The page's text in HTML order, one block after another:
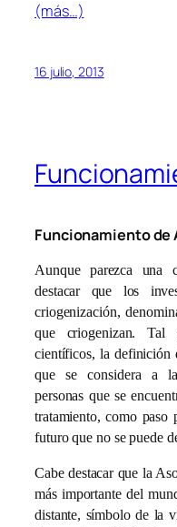
(más…)
16 julio, 2013
Funcionamiento de
Aunque parezca una
destacar que los
criogenización,
que criogenizan.
científicos, la definición
que se considera a
personas que se
tratamiento, como
futuro que no se puede
Cabe destacar que la
más importante del
distante, símbolo de la